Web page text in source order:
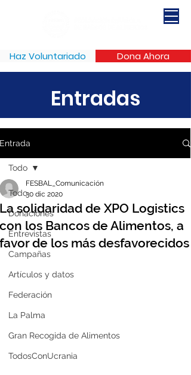
Haz Voluntariado Dona Ahora
Entradas
Entrada
Todo
Donaciones
Entrevistas
Campañas
Artículos y datos
Federación
La Palma
Gran Recogida de Alimentos
TodosConUcrania
Todo
La solidaridad de XPO Logistics
con los Bancos de Alimentos, a
favor de los más desfavorecidos
FESBAL_Comunicación
30 dic 2020